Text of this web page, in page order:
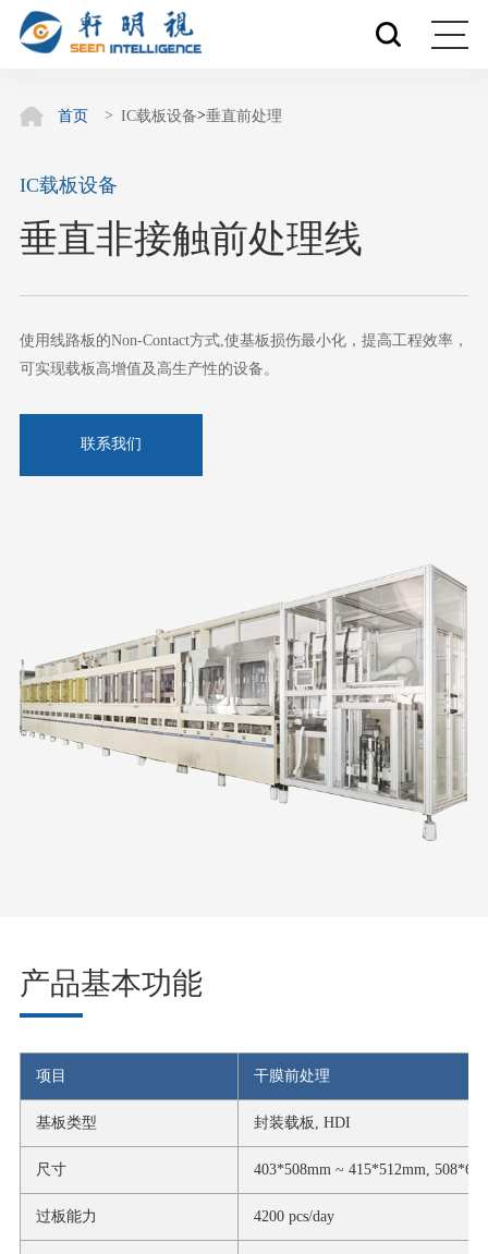
首页 IC载板设备>垂直前处理
IC载板设备
垂直非接触前处理线
使用线路板的Non-Contact方式,使基板损伤最小化，提高工程效率，
可实现载板高增值及高生产性的设备。
联系我们
产品基本功能
项目 干膜前处理
基板类型 封装载板, HDI
尺寸 403*508mm ~ 415*512mm,
过板能力 4200 pcs/day